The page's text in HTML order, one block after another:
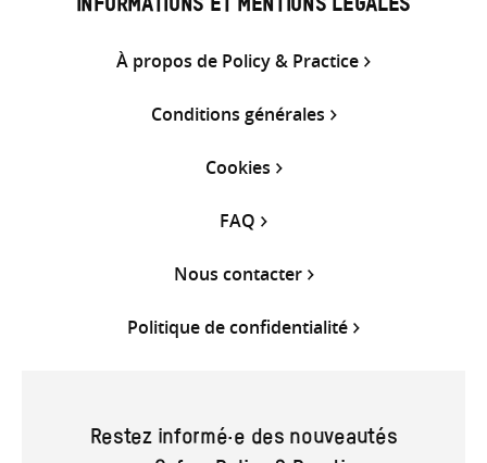
INFORMATIONS ET MENTIONS LÉGALES
À propos de Policy & Practice
Conditions générales
Cookies
FAQ
Nous contacter
Politique de confidentialité
Restez informé·e des nouveautés